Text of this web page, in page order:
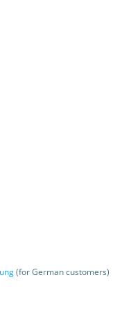
(for German customers)